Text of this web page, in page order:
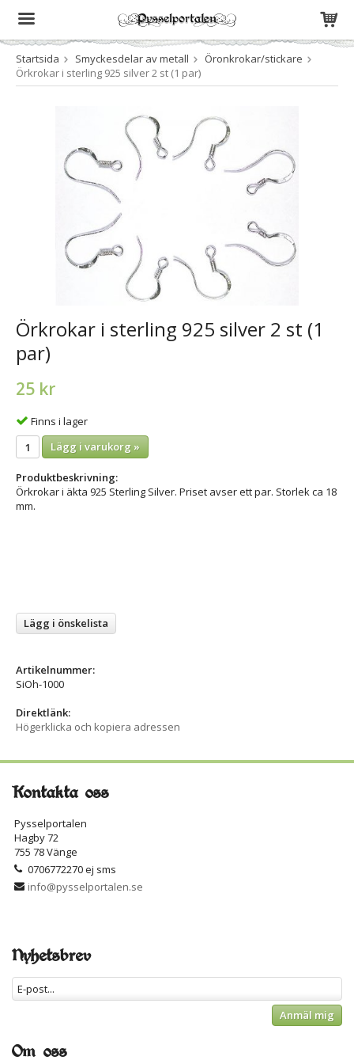
Produkten har blivit tillagd i varukorgen
Startsida Smyckesdelar av metall
Öronkrokar/stickare
Örkrokar i sterling 925 silver 2 st (1 par)
Örkrokar i sterling 925 silver 2 st (1
par)
25 kr
Finns i lager
Lägg i varukorg »
Produktbeskrivning:
Örkrokar i äkta 925 Sterling Silver. Priset avser ett par. Storlek ca 18
mm.
Lägg i önskelista
Artikelnummer:
SiOh-1000
Direktlänk:
Högerklicka och kopiera adressen
Kontakta oss
Pysselportalen
Hagby 72
755 78 Vänge
0706772270 ej sms
info@pysselportalen.se
Nyhetsbrev
Anmäl mig
Om oss